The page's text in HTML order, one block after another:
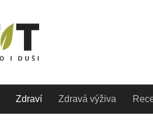
Zdraví Zdravá výživa